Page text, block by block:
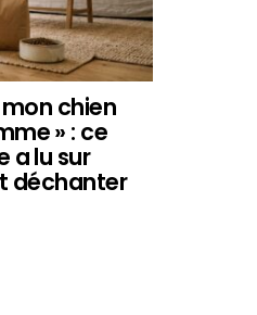
chien
» : ce
a lu sur
déchanter